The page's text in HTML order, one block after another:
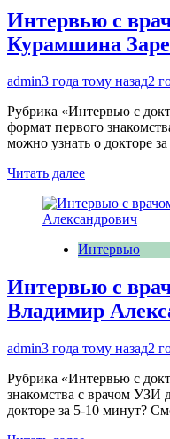
Интервью с
Курамшина
admin3 года тому назад2
Рубрика «Интервью с
формат первого
можно узнать о докторе
Читать далее
Интервью
Интервью с
Владимир
admin3 года тому назад2
Рубрика «Интервью с
знакомства с врачом УЗИ
докторе за 5-10 минут?